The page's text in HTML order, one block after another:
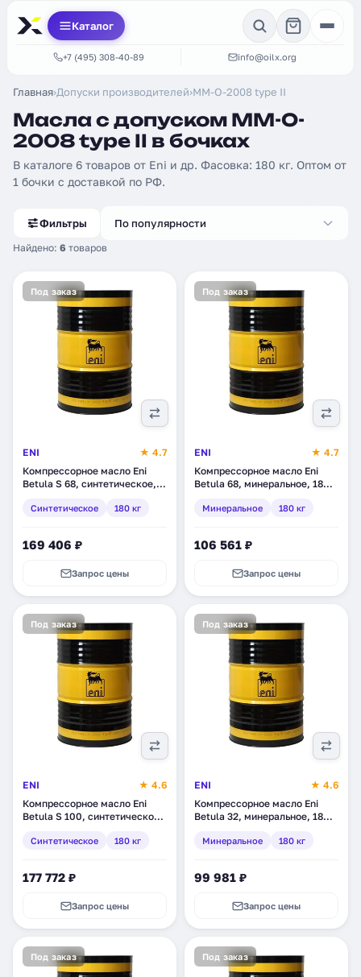
Каталог
+7 (495) 308-40-89 info@oilx.org
Главная›Допуски производителей›MM-O-2008 type II
Масла с допуском MM-O-
2008 type II в бочках
В каталоге 6 товаров от Eni и др. Фасовка: 180 кг. Оптом от
1 бочки с доставкой по РФ.
Фильтры
Найдено: 6 товаров
По популярности
Под заказ
ENI
★ 4.7
Компрессорное масло Eni
Betula S 68, синтетическое,
Синтетическое 180 кг
169 406 ₽
Запрос цены
Под заказ
ENI
★ 4.7
Компрессорное масло Eni
Betula 68, минеральное, 180
Минеральное 180 кг
106 561 ₽
Запрос цены
Под заказ
ENI
★ 4.6
Компрессорное масло Eni
Betula S 100, синтетическое,
Синтетическое 180 кг
177 772 ₽
Запрос цены
Под заказ
ENI
★ 4.6
Компрессорное масло Eni
Betula 32, минеральное, 180
Минеральное 180 кг
99 981 ₽
Запрос цены
Под заказ Под заказ